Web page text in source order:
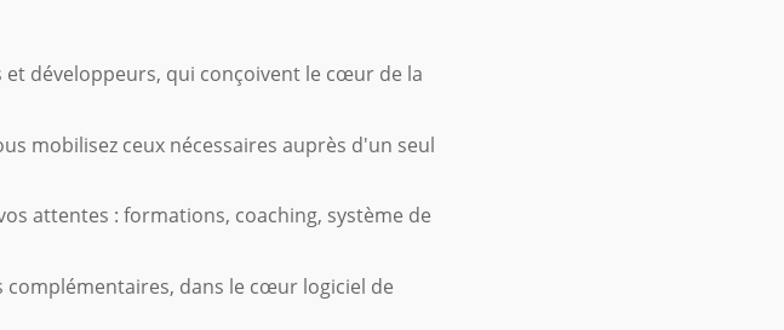
développeurs, qui conçoivent le cœur de la
mobilisez ceux nécessaires auprès d'un seul
attentes : formations, coaching, système de
dans le cœur logiciel de